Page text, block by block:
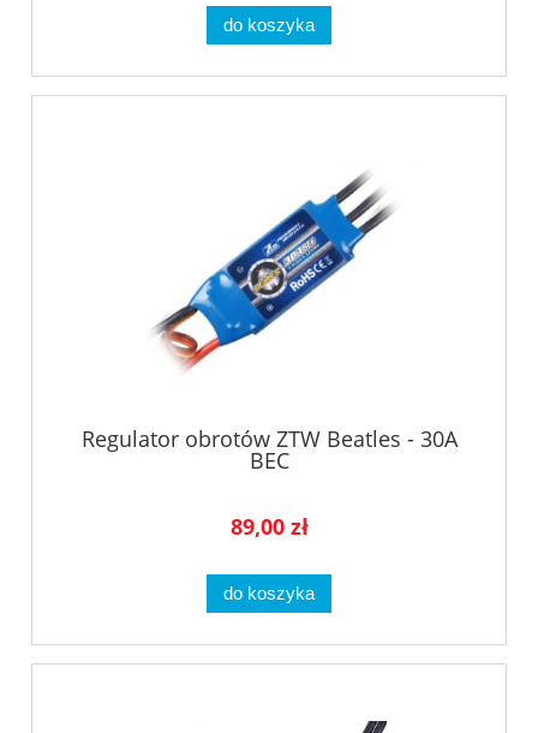
do koszyka
Regulator obrotów ZTW Beatles - 30A
BEC
89,00 zł
do koszyka